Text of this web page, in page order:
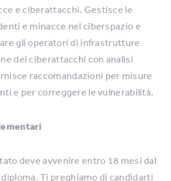
e ciberattacchi. Gestisce le
e minacce nel ciberspazio e
gli operatori di infrastrutture
dei ciberattacchi con analisi
raccomandazioni per misure
e per correggere le vulnerabilità.
deve avvenire entro 18 mesi dal
Ti preghiamo di candidarti